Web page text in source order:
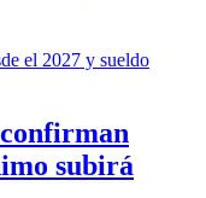
subirá